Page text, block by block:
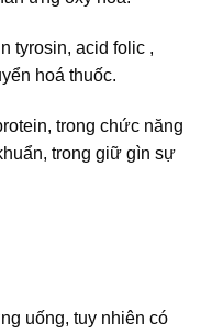
tyrosin, acid folic ,
hoá thuốc.
trong chức năng
trong giữ gìn sự
uống, tuy nhiên có